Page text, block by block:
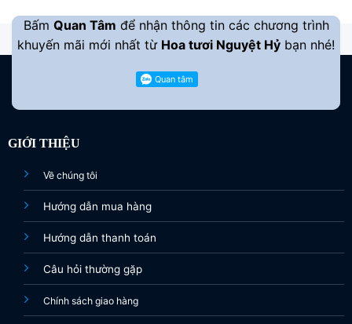
Bấm Quan Tâm để nhận thông tin các chương trình
khuyến mãi mới nhất từ Hoa tươi Nguyệt Hỷ bạn nhé!
GIỚI THIỆU
Về chúng tôi
Hướng dẫn mua hàng
Hướng dẫn thanh toán
Câu hỏi thường gặp
Chính sách giao hàng